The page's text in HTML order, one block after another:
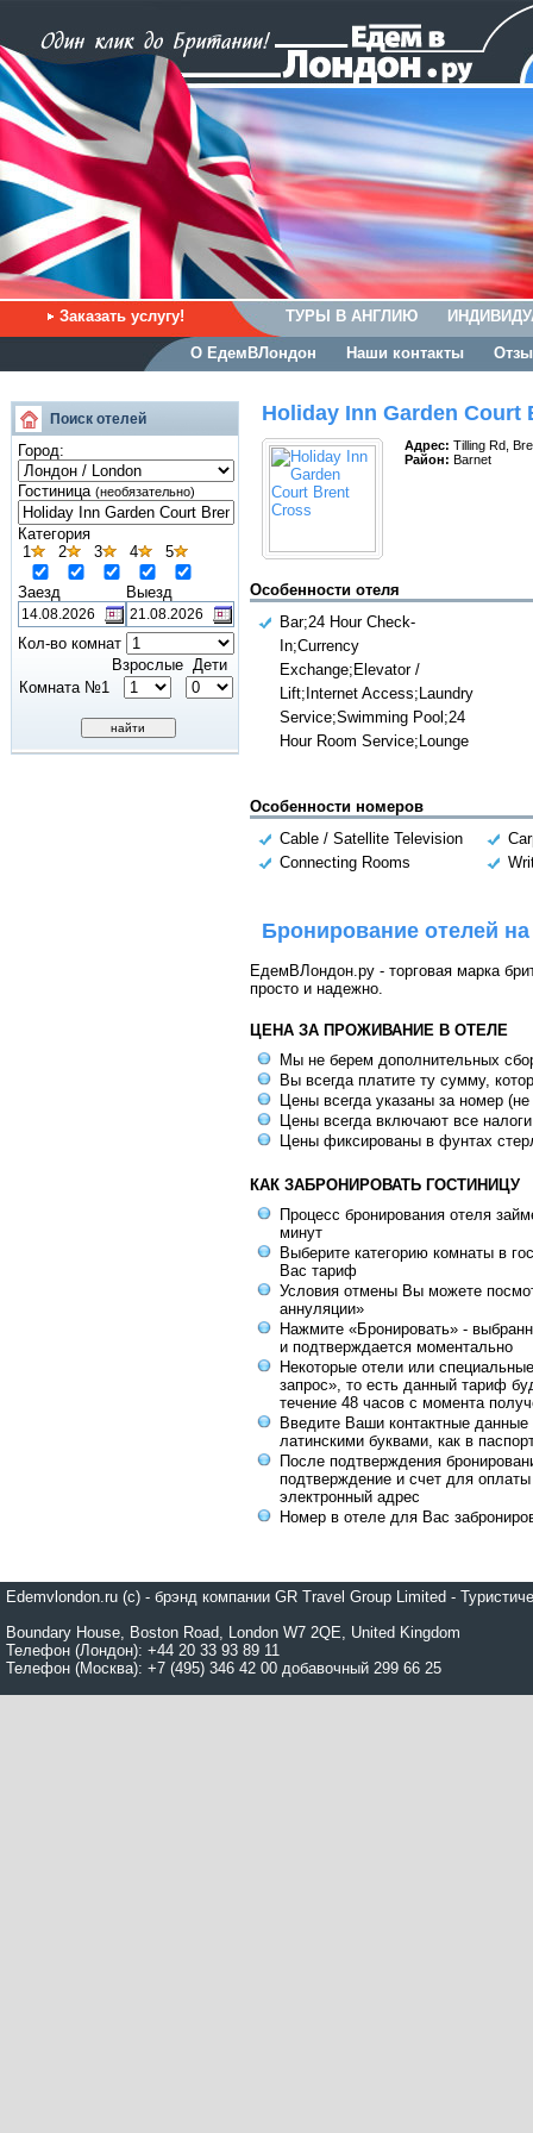
Заказать услугу! ТУРЫ В АНГЛИЮ
О ЕдемВЛондон Наши контакты
Поиск отелей
Город:
Гостиница (необязательно)
Категория
1
2 3 4 5
Заезд Выезд
Кол-во комнат
Взрослые Дети
Комната №1
Holiday Inn Garden Court
Адрес: Tilling Rd,
Район: Barnet
Особенности отеля
Bar;24 Hour Check-
In;Currency
Exchange;Elevator /
Lift;Internet Access;Laundry
Service;Swimming Pool;24
Hour Room Service;Lounge
Особенности номеров
Cable / Satellite Television
Connecting Rooms
Бронирование отелей
ЕдемВЛондон.ру - торговая марка
просто и надежно.
ЦЕНА ЗА ПРОЖИВАНИЕ В ОТЕЛЕ
Мы не берем дополнительных
Вы всегда платите ту сумму,
Цены всегда указаны за номер
Цены всегда включают все
Цены фиксированы в фунтах
КАК ЗАБРОНИРОВАТЬ ГОСТИНИЦУ
Процесс бронирования отеля
минут
Выберите категорию комнаты в
Вас тариф
Условия отмены Вы можете
аннуляции»
Нажмите «Бронировать» -
и подтверждается моментально
Некоторые отели или
запрос», то есть данный тариф
течение 48 часов с момента
Введите Ваши контактные данные
латинскими буквами, как в
После подтверждения
подтверждение и счет для
электронный адрес
Номер в отеле для Вас
Edemvlondon.ru (c) - брэнд компании GR Travel Group Limited -
Boundary House, Boston Road, London W7 2QE, United Kingdom
Телефон (Лондон): +44 20 33 93 89 11
Телефон (Москва): +7 (495) 346 42 00 добавочный 299 66 25